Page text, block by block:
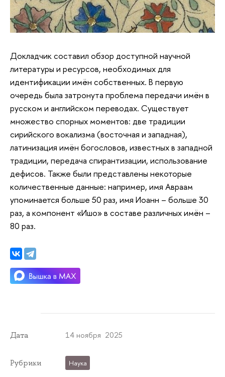
Докладчик составил обзор доступной научной
литературы и ресурсов, необходимых для
идентификации имён собственных. В первую
очередь была затронута проблема передачи имён в
русском и английском переводах. Существует
множество спорных моментов: две традиции
сирийского вокализма (восточная и западная),
латинизация имён богословов, известных в западной
традиции, передача спирантизации, использование
дефисов. Также были представлены некоторые
количественные данные: например, имя Авраам
упоминается больше 50 раз, имя Иоанн – больше 30
раз, а компонент «Ишо» в составе различных имён –
80 раз.
Дата 14 ноября 2025
Рубрики Наука